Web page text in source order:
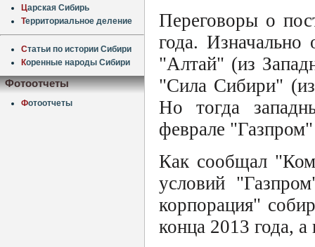
Царская Сибирь
Территориальное деление
Статьи по истории Сибири
Коренные народы Сибири
Фотоотчеты
Фотоотчеты
Переговоры о
года. Изначально
"Алтай" (из
"Сила Сибири"
Но тогда
феврале
Как сообщал
условий
корпорация"
конца 2013 года, а